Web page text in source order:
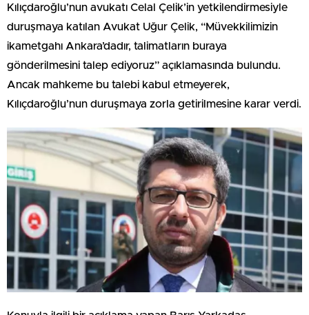
Kılıçdaroğlu’nun avukatı Celal Çelik’in yetkilendirmesiyle
duruşmaya katılan Avukat Uğur Çelik, “Müvekkilimizin
ikametgahı Ankara’dadır, talimatların buraya
gönderilmesini talep ediyoruz” açıklamasında bulundu.
Ancak mahkeme bu talebi kabul etmeyerek,
Kılıçdaroğlu’nun duruşmaya zorla getirilmesine karar verdi.